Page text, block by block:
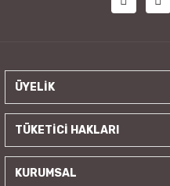
ÜYELİK
TÜKETİCİ HAKLARI
KURUMSAL